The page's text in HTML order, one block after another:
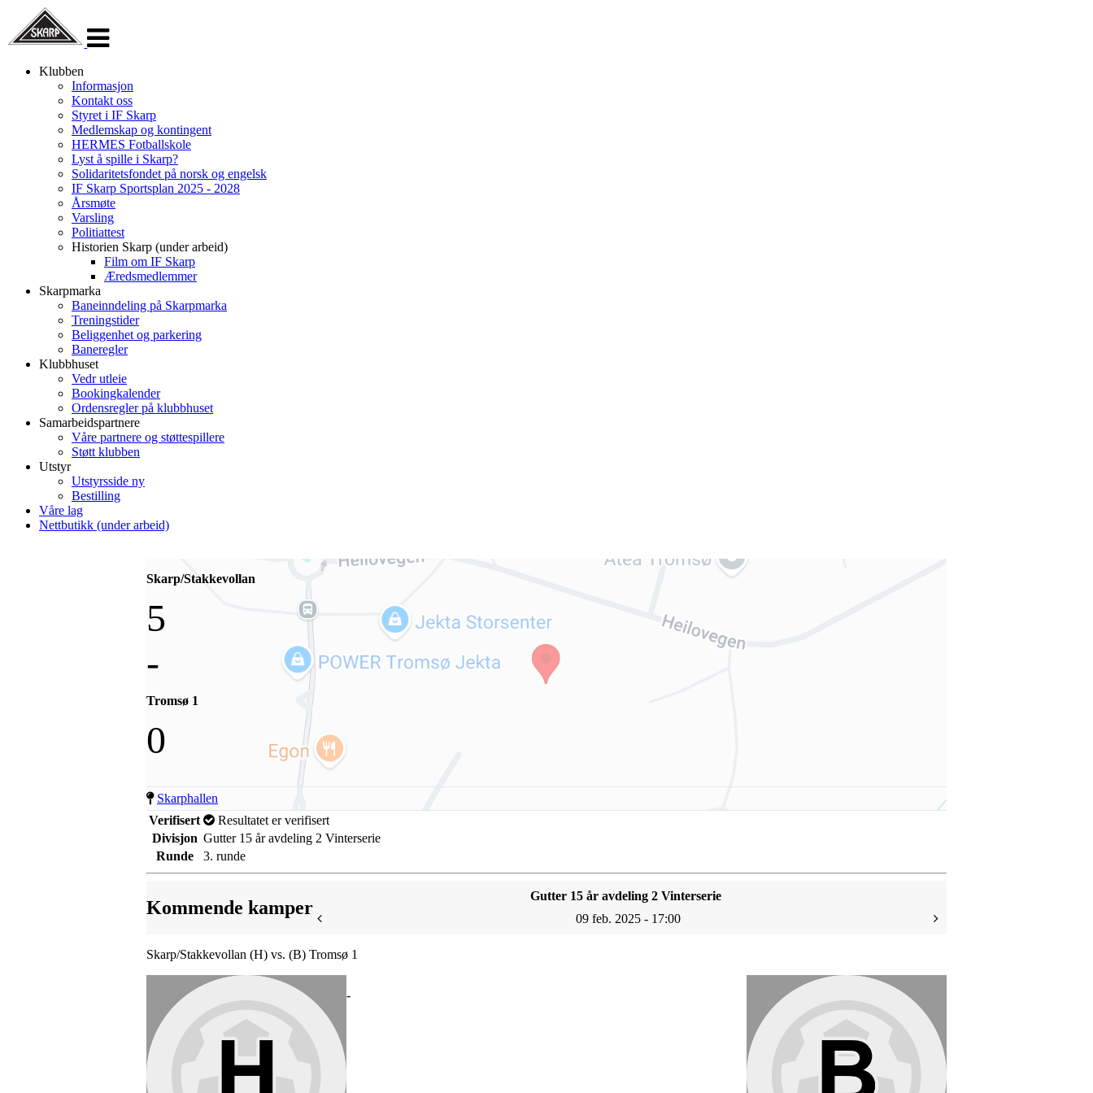
navigasjon
Klubben
Informasjon
Kontakt oss
Styret i IF Skarp
Medlemskap og kontingent
HERMES Fotballskole
Lyst å spille i Skarp?
Solidaritetsfondet på norsk og engelsk
IF Skarp Sportsplan 2025 - 2028
Årsmøte
Varsling
Politiattest
Historien Skarp (under arbeid)
Film om IF Skarp
Æredsmedlemmer
Skarpmarka
Baneinndeling på Skarpmarka
Treningstider
Beliggenhet og parkering
Baneregler
Klubbhuset
Vedr utleie
Bookingkalender
Ordensregler på klubbhuset
Samarbeidspartnere
Våre partnere og støttespillere
Støtt klubben
Utstyr
Utstyrsside ny
Bestilling
Våre lag
Nettbutikk (under arbeid)
Skarp/Stakkevollan
5
-
Tromsø 1
0
Skarphallen
Verifisert
Resultatet er verifisert
Divisjon Gutter 15 år avdeling 2 Vinterserie
Runde
3. runde
Kommende kamper
Gutter 15 år avdeling 2 Vinterserie
09 feb. 2025 - 17:00
Skarp/Stakkevollan (H) vs. (B) Tromsø 1
-